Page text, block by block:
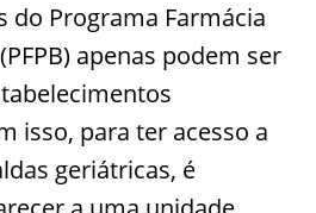
do Programa Farmácia
apenas podem ser
isso, para ter acesso a
geriátricas, é